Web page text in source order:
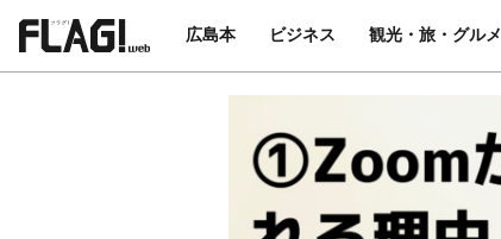
広島本 ビジネス 観光・旅・グルメ